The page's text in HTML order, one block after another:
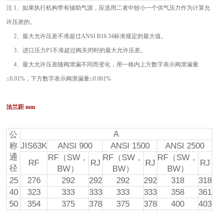
注:1、如果执行机构带有辅助气源，应选用二者中较小一个供气压力作为计算允
许压差的。
2、最大允许压差不准超过ANSI B16.34标准规定的最大值。
3、进口压力P1不准超过阀关闭时的最大允许压差。
4、最大允许压差随阀泄漏不同而变化，用一格内上方数字表示阀泄漏量
≤0.01%，下方数字表示阀泄漏量≤0.001%
法兰距 mm
公
称
通
径
A
JIS63K
ANSI 900 ANSI 1500
ANSI 2500
RF
RF（SW，
BW）
RJ
RF（SW，
BW）
RJ
RF（SW，
BW）
RJ
25
276 292 292 292 292 318
318
40
323 333 333 333 333 358
361
50
354 375 378 375 378 400
403